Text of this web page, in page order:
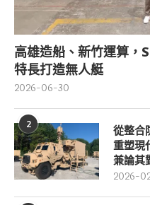
高雄造船、新竹運算
特長打造無人艇
2026-06-30
2
從整合
重塑現
兼論其
2026-